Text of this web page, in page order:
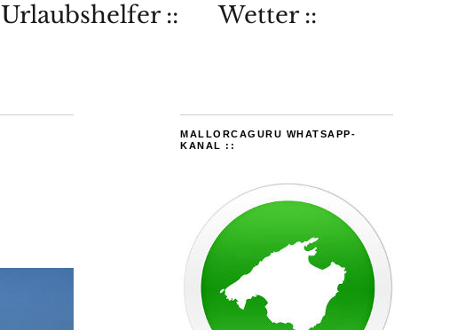
Urlaubshelfer :: Wetter ::
MALLORCAGURU WHATSAPP-
KANAL ::